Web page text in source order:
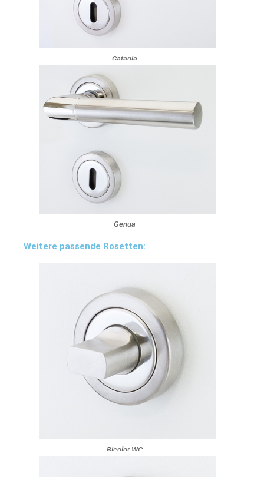
Catania
Genua
Weitere passende Rosetten:
Bicolor WC